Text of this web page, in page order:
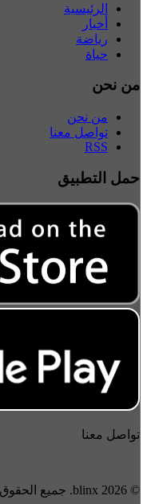
الرئيسية
أخبار
رياضة
حياة
من نحن
من نحن
تواصل معنا
RSS
حمل التطبيق
تواصل معنا
© 2026 blinx. جميع الحقوق محفوظة